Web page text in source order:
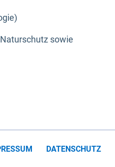
sowie
DATENSCHUTZ